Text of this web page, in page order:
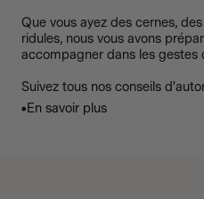
Que vous ayez des cernes,
ridules, nous vous avons
accompagner dans les gestes
Suivez tous nos conseils
En savoir plus